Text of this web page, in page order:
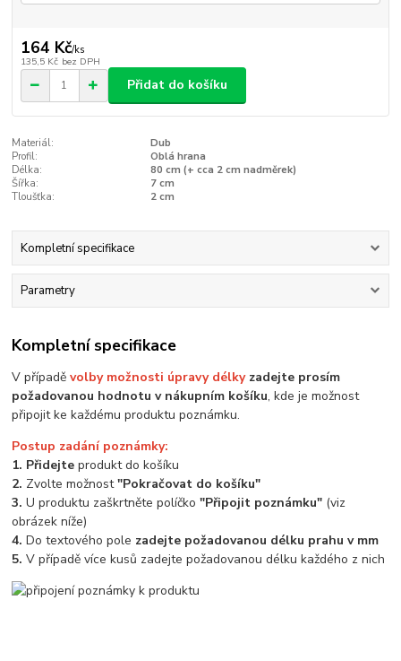
164 Kč/ks
135,5 Kč bez DPH
Přidat do košíku
Materiál:
Dub
Profil:
Oblá hrana
Délka:
80 cm (+ cca 2 cm nadměrek)
Šířka:
7 cm
Tloušťka:
2 cm
Kompletní specifikace
Parametry
Kompletní specifikace
V případěvolby možnosti úpravy délkyzadejte prosím
požadovanou hodnotu v nákupním košíku, kde je možnost
připojit ke každému produktu poznámku.
Postup zadání poznámky:
1. Přidejte produkt do košíku
2. Zvolte možnost"Pokračovat do košíku"
3.U produktu zaškrtněte políčko"Připojit poznámku" (viz
obrázek níže)
4.Do textového pole zadejte požadovanou délku prahu v mm
5.V případě více kusů zadejte požadovanou délku každého z nich